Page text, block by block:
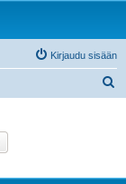
Kirjaudu sisään